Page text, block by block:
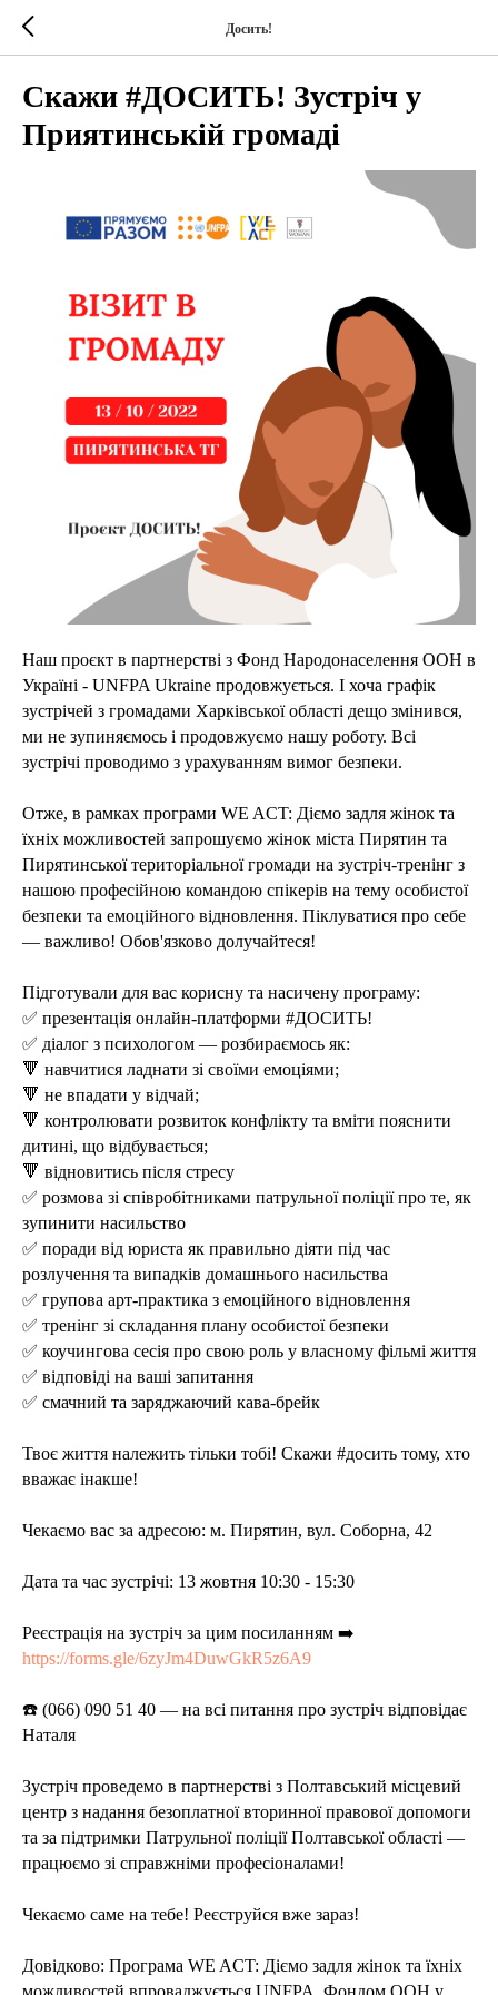
Досить!
Скажи #ДОСИТЬ! Зустріч у
Приятинській громаді
Наш проєкт в партнерстві з Фонд Народонаселення ООН в
Україні - UNFPA Ukraine продовжується. І хоча графік
зустрічей з громадами Харківської області дещо змінився,
ми не зупиняємось і продовжуємо нашу роботу. Всі
зустрічі проводимо з урахуванням вимог безпеки.
Отже, в рамках програми WE ACT: Діємо задля жінок та
їхніх можливостей запрошуємо жінок міста Пирятин та
Пирятинської територіальної громади на зустріч-тренінг з
нашою професійною командою спікерів на тему особистої
безпеки та емоційного відновлення. Піклуватися про себе
— важливо! Обов'язково долучайтеся!
Підготували для вас корисну та насичену програму:
✅ презентація онлайн-платформи #ДОСИТЬ!
✅ діалог з психологом — розбираємось як:
🔻 навчитися ладнати зі своїми емоціями;
🔻 не впадати у відчай;
🔻 контролювати розвиток конфлікту та вміти пояснити
дитині, що відбувається;
🔻 відновитись після стресу
✅ розмова зі співробітниками патрульної поліції про те, як
зупинити насильство
✅ поради від юриста як правильно діяти під час
розлучення та випадків домашнього насильства
✅ групова арт-практика з емоційного відновлення
✅ тренінг зі складання плану особистої безпеки
✅ коучингова сесія про свою роль у власному фільмі життя
✅ відповіді на ваші запитання
✅ смачний та заряджаючий кава-брейк
Твоє життя належить тільки тобі! Скажи #досить тому, хто
вважає інакше!
Чекаємо вас за адресою: м. Пирятин, вул. Соборна, 42
Дата та час зустрічі: 13 жовтня 10:30 - 15:30
Реєстрація на зустріч за цим посиланням ➡️
https://forms.gle/6zyJm4DuwGkR5z6A9
☎️ (066) 090 51 40 — на всі питання про зустріч відповідає
Наталя
Зустріч проведемо в партнерстві з Полтавський місцевий
центр з надання безоплатної вторинної правової допомоги
та за підтримки Патрульної поліції Полтавської області —
працюємо зі справжніми професіоналами!
Чекаємо саме на тебе! Реєструйся вже зараз!
Довідково: Програма WE ACT: Діємо задля жінок та їхніх
можливостей впроваджується UNFPA, Фондом ООН у